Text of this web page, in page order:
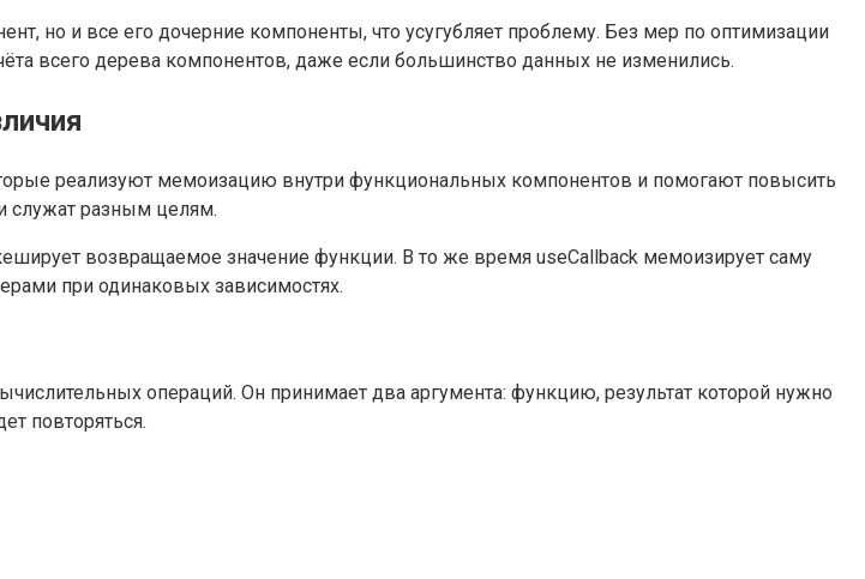
но и все его дочерние компоненты, что усугубляет проблему. Без мер по оптимизации
всего дерева компонентов, даже если большинство данных не изменились.
реализуют мемоизацию внутри функциональных компонентов и помогают повысить
служат разным целям.
возвращаемое значение функции. В то же время useCallback мемоизирует саму
при одинаковых зависимостях.
операций. Он принимает два аргумента: функцию, результат которой нужно
повторяться.